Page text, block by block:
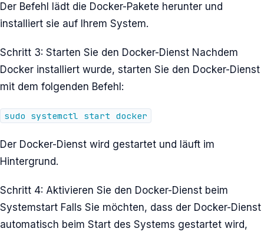
Der Befehl lädt die Docker-Pakete herunter und
installiert sie auf Ihrem System.
Schritt 3: Starten Sie den Docker-Dienst Nachdem
Docker installiert wurde, starten Sie den Docker-Dienst
mit dem folgenden Befehl:
sudo systemctl start docker
Der Docker-Dienst wird gestartet und läuft im
Hintergrund.
Schritt 4: Aktivieren Sie den Docker-Dienst beim
Systemstart Falls Sie möchten, dass der Docker-Dienst
automatisch beim Start des Systems gestartet wird,